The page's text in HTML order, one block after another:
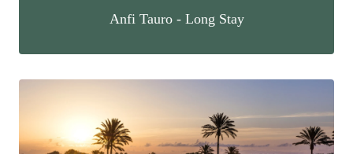
Anfi Tauro - Long Stay